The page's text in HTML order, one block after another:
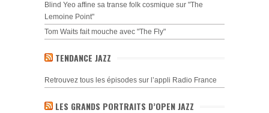
Blind Yeo affine sa transe folk cosmique sur "The
Lemoine Point"
Tom Waits fait mouche avec "The Fly"
TENDANCE JAZZ
Retrouvez tous les épisodes sur l’appli Radio France
LES GRANDS PORTRAITS D’OPEN JAZZ